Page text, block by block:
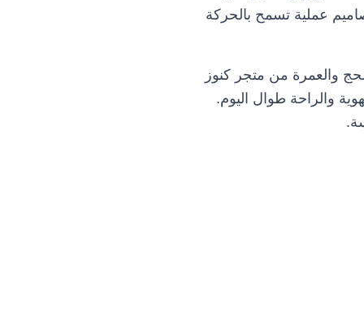
عملية تسمح بالحركة
والعمرة من متجر كنوز
والراحة طوال اليوم.